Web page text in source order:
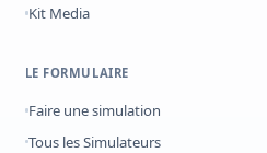
Kit Media
LE FORMULAIRE
Faire une simulation
Tous les Simulateurs